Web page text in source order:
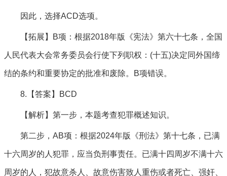
因此，选择ACD选项。
【拓展】B项：根据2018年版《宪法》第六十七条，全国
人民代表大会常务委员会行使下列职权：(十五)决定同外国缔
结的条约和重要协定的批准和废除。B项错误。
8.【答案】BCD
【解析】第一步，本题考查犯罪概述知识。
第二步，AB项：根据2024年版《刑法》第十七条，已满
十六周岁的人犯罪，应当负刑事责任。已满十四周岁不满十六
周岁的人，犯故意杀人、故意伤害致人重伤或者死亡、强奸、